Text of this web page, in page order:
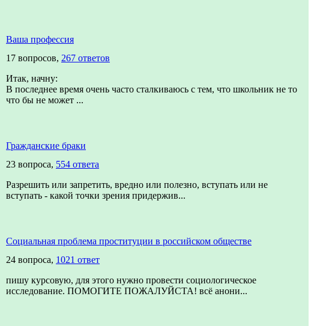
Ваша профессия
17 вопросов, 267 ответов
Итак, начну:
В последнее время очень часто сталкиваюсь с тем, что школьник не то
что бы не может ...
Гражданские браки
23 вопроса, 554 ответа
Разрешить или запретить, вредно или полезно, вступать или не
вступать - какой точки зрения придержив...
Социальная проблема проституции в российском обществе
24 вопроса, 1021 ответ
пишу курсовую, для этого нужно провести социологическое
исследование. ПОМОГИТЕ ПОЖАЛУЙСТА! всё анони...